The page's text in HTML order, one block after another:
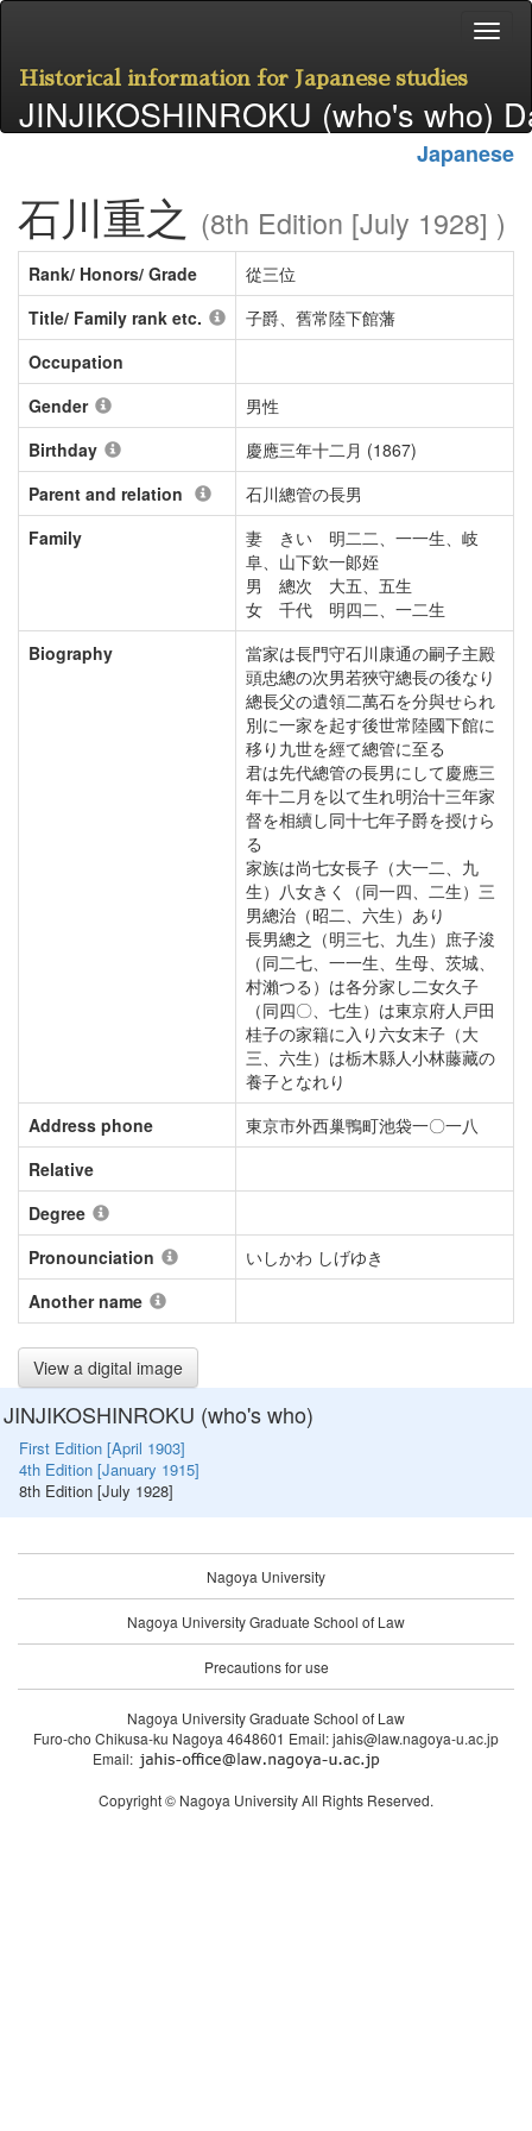
Historical information for Japanese studies
JINJIKOSHINROKU (who's who)
Japanese
石川重之 (8th Edition [July 1928] )
Rank/ Honors/ Grade
從三位
Title/ Family rank etc.
子爵、舊常陸下館藩
Occupation
Gender
男性
Birthday
慶應三年十二月 (1867)
Parent and relation
石川總管の長男
Family
妻 きい 明二二、一一生、岐
阜、山下欽一郞姪
男 總次 大五、五生
女 千代 明四二、一二生
Biography
當家は長門守石川康通の嗣子主殿
頭忠總の次男若狹守總長の後なり
總長父の遺領二萬石を分與せられ
別に一家を起す後世常陸國下館に
移り九世を經て總管に至る
君は先代總管の長男にして慶應三
年十二月を以て生れ明治十三年家
督を相續し同十七年子爵を授けら
る
家族は尚七女長子（大一二、九
生）八女きく（同一四、二生）三
男總治（昭二、六生）あり
長男總之（明三七、九生）庶子浚
（同二七、一一生、生母、茨城、
村瀨つる）は各分家し二女久子
（同四〇、七生）は東京府人戸田
桂子の家籍に入り六女末子（大
三、六生）は栃木縣人小林藤藏の
養子となれり
Address phone
東京市外西巢鴨町池袋一〇一八
Relative
Degree
Pronounciation
いしかわ しげゆき
Another name
View a digital image
JINJIKOSHINROKU (who's who)
First Edition [April 1903]
4th Edition [January 1915]
8th Edition [July 1928]
Nagoya University
Nagoya University Graduate School of Law
Precautions for use
Nagoya University Graduate School of Law
Furo-cho Chikusa-ku Nagoya 4648601 Email: jahis@law.nagoya-u.ac.jp
Email:
Copyright © Nagoya University All Rights Reserved.